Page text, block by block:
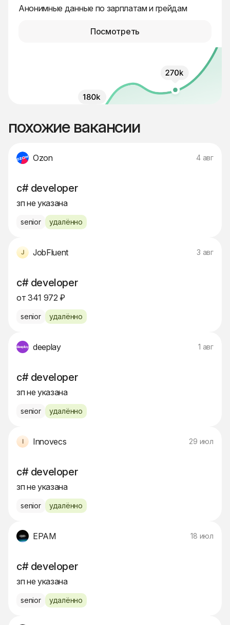
Анонимные данные по зарплатам и грейдам
Посмотреть
похожие вакансии
Ozon 4 авг
c# developer
зп не указана
senior удалённо
JobFluent 3 авг
c# developer
от 341 972 ₽
senior удалённо
deeplay 1 авг
c# developer
зп не указана
senior удалённо
Innovecs 29 июл
c# developer
зп не указана
senior удалённо
EPAM 18 июл
c# developer
зп не указана
senior удалённо